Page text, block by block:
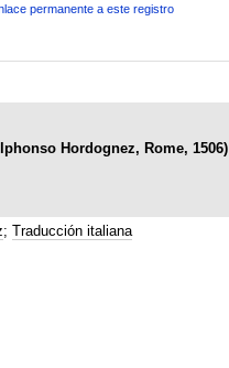
permanente a este registro
Hordognez, Rome, 1506)
; Traducción italiana